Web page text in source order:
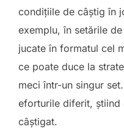
condițiile de câștig în
exemplu, în setările
jucate în formatul cel
ce poate duce la
meci într-un singur
eforturile diferit, știind
câștigat.